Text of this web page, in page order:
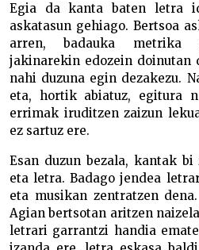
Egia da kanta baten letra
askatasun gehiago. Bertsoa
arren, badauka metrika
jakinarekin edozein doinutan
nahi duzuna egin dezakezu.
eta, hortik abiatuz, egitura
errimak iruditzen zaizun
ez sartuz ere.
Esan duzun bezala, kantak
eta letra. Badago jendea
eta musikan zentratzen
Agian bertsotan aritzen
letrari garrantzi handia